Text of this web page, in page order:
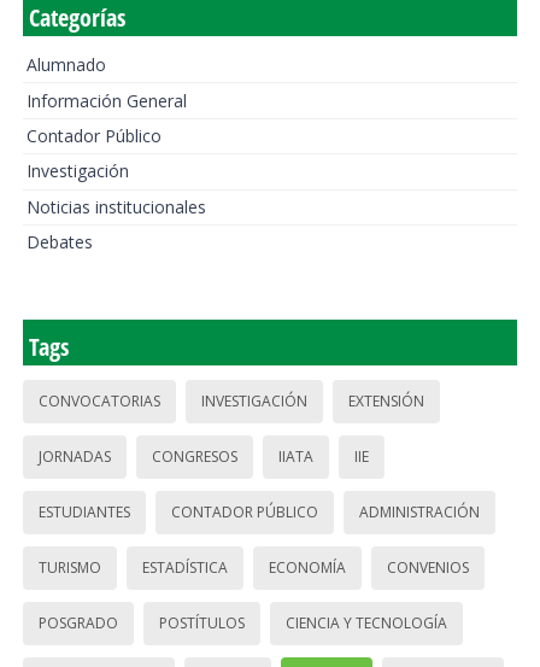
Categorías
Alumnado
Información General
Contador Público
Investigación
Noticias institucionales
Debates
Tags
CONVOCATORIAS INVESTIGACIÓN EXTENSIÓN
JORNADAS CONGRESOS IIATA IIE
ESTUDIANTES CONTADOR PÚBLICO ADMINISTRACIÓN
TURISMO ESTADÍSTICA ECONOMÍA CONVENIOS
POSGRADO POSTÍTULOS CIENCIA Y TECNOLOGÍA